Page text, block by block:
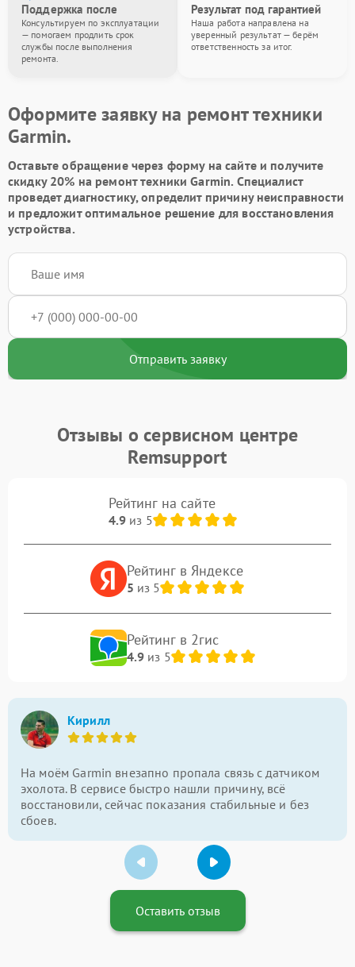
Поддержка после
Консультируем по эксплуатации
— помогаем продлить срок
службы после выполнения
ремонта.
Результат под гарантией
Наша работа направлена на
уверенный результат — берём
ответственность за итог.
Оформите заявку на ремонт техники
Garmin.
Оставьте обращение через форму на сайте и получите
скидку 20% на ремонт техники Garmin. Специалист
проведет диагностику, определит причину неисправности
и предложит оптимальное решение для восстановления
устройства.
Отправить заявку
Отзывы о сервисном центре
Remsupport
Рейтинг на сайте
4.9из 5
Рейтинг в Яндексе
5 из 5
Рейтинг в 2гис
4.9из 5
Кирилл
На моём Garmin внезапно пропала связь с датчиком
эхолота. В сервисе быстро нашли причину, всё
восстановили, сейчас показания стабильные и без
сбоев.
Оставить отзыв